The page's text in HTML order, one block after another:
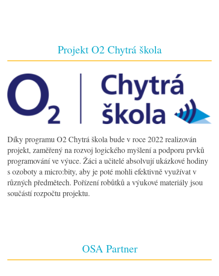
Projekt O2 Chytrá škola
Díky programu O2 Chytrá škola bude v roce 2022 realizován
projekt, zaměřený na rozvoj logického myšlení a podporu prvků
programování ve výuce. Žáci a učitelé absolvují ukázkové hodiny
s ozoboty a micro:bity, aby je poté mohli efektivně využívat v
různých předmětech. Pořízení robůtků a výukové materiály jsou
součástí rozpočtu projektu.
OSA Partner